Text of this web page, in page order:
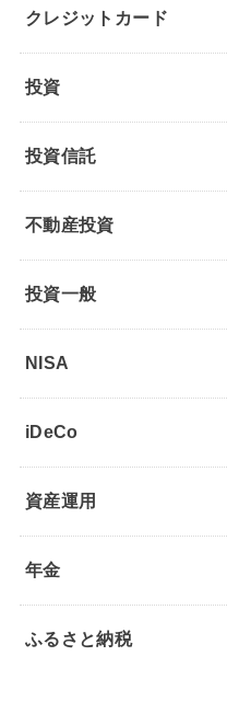
クレジットカード
投資
投資信託
不動産投資
投資一般
NISA
iDeCo
資産運用
年金
ふるさと納税